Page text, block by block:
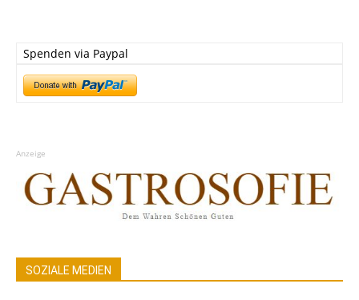
Spenden via Paypal
Anzeige
SOZIALE MEDIEN